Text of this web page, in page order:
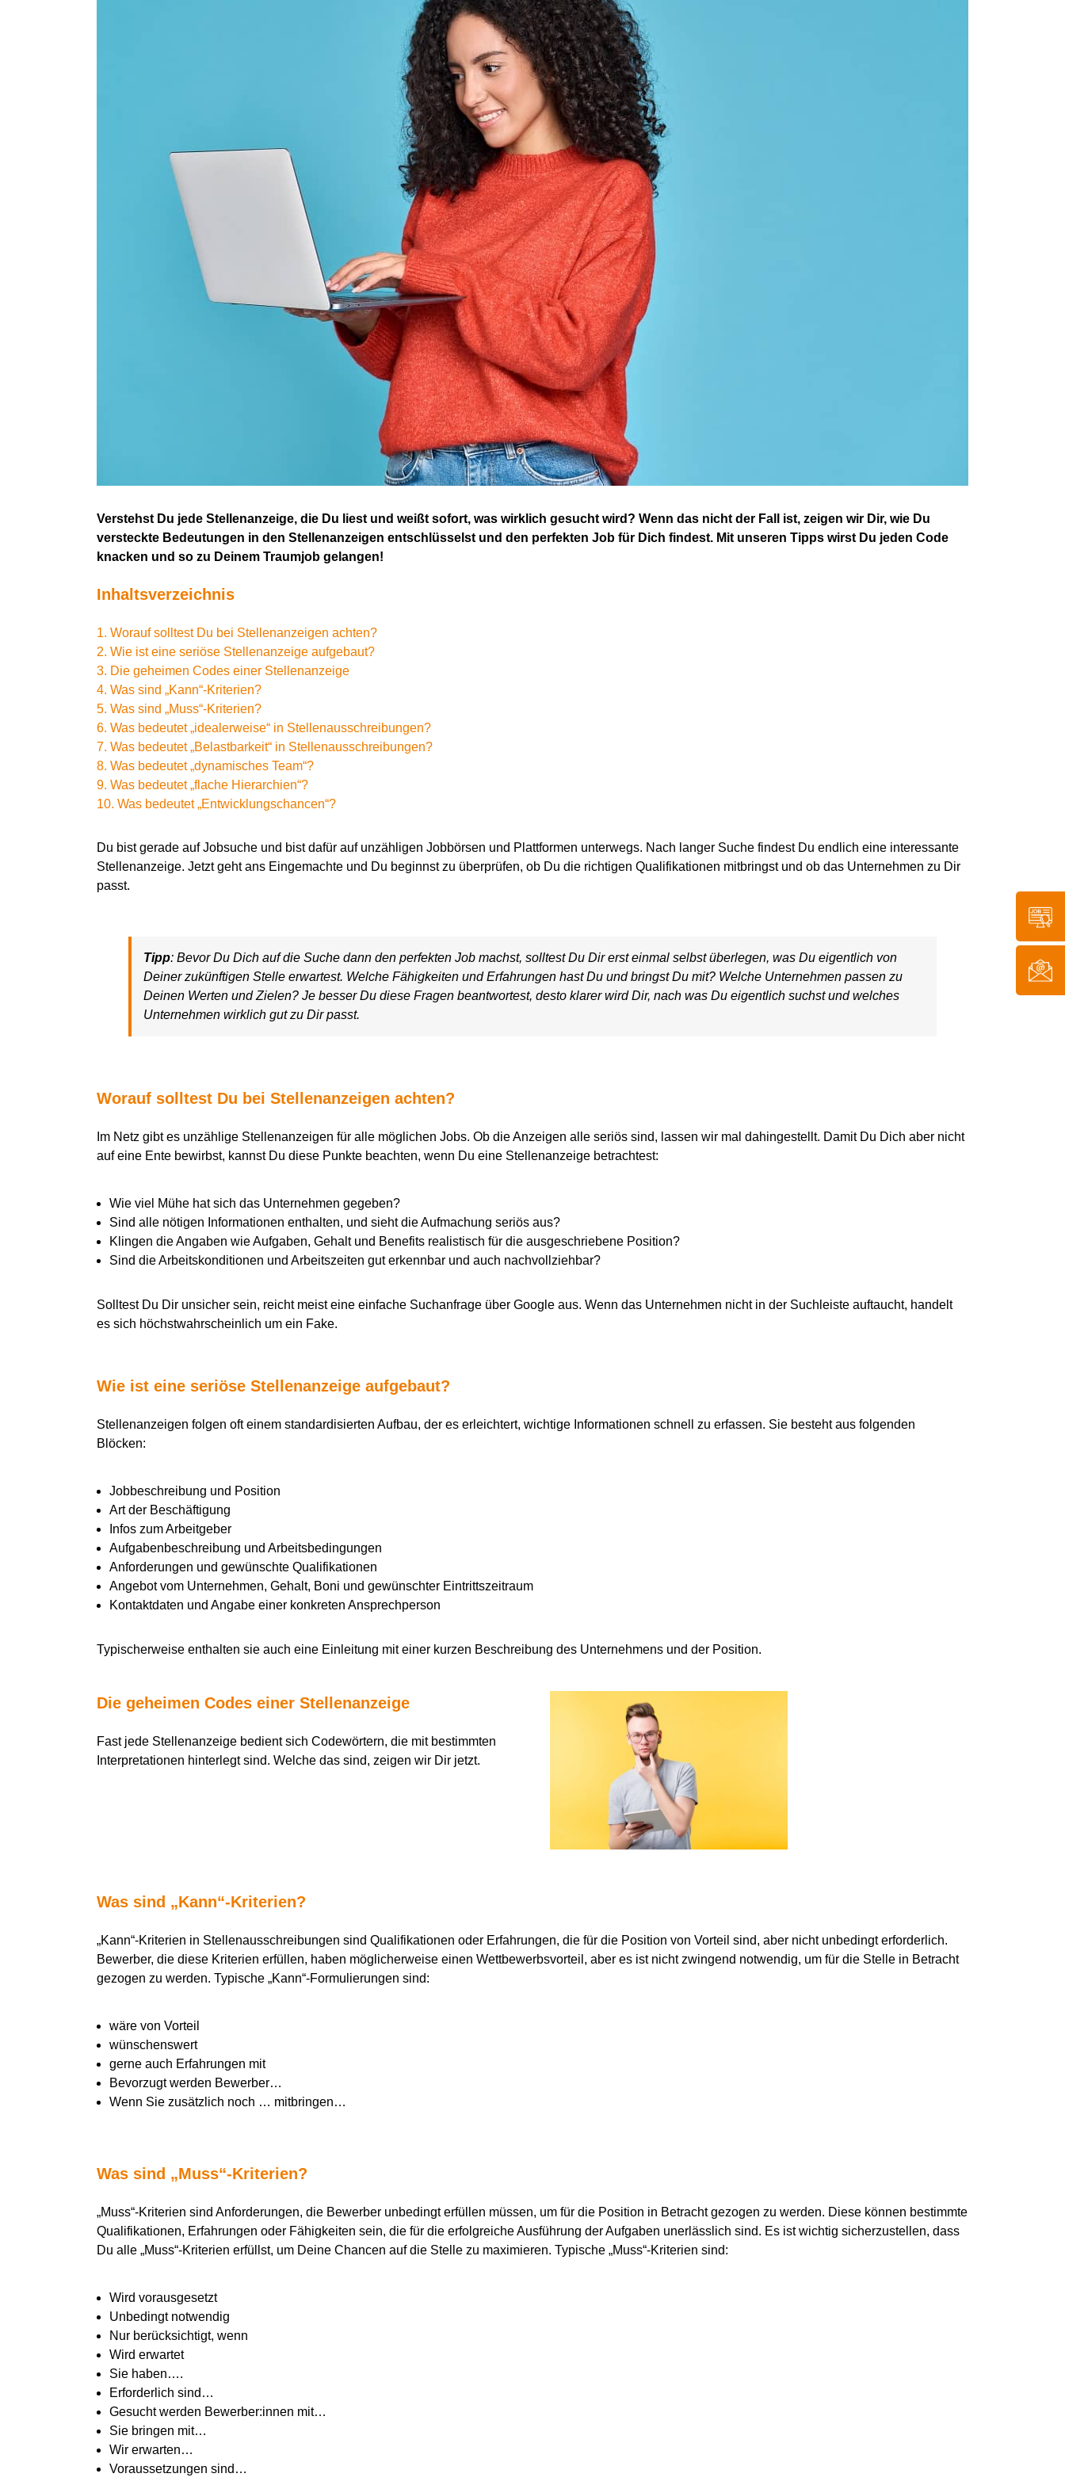
Verstehst Du jede Stellenanzeige, die Du liest und weißt sofort, was wirklich gesucht wird? Wenn das nicht der Fall ist, zeigen wir Dir, wie Du
versteckte Bedeutungen in den Stellenanzeigen entschlüsselst und den perfekten Job für Dich findest. Mit unseren Tipps wirst Du jeden Code
knacken und so zu Deinem Traumjob gelangen!
Inhaltsverzeichnis
1. Worauf solltest Du bei Stellenanzeigen achten?
2. Wie ist eine seriöse Stellenanzeige aufgebaut?
3. Die geheimen Codes einer Stellenanzeige
4. Was sind „Kann“-Kriterien?
5. Was sind „Muss“-Kriterien?
6. Was bedeutet „idealerweise“ in Stellenausschreibungen?
7. Was bedeutet „Belastbarkeit“ in Stellenausschreibungen?
8. Was bedeutet „dynamisches Team“?
9. Was bedeutet „flache Hierarchien“?
10. Was bedeutet „Entwicklungschancen“?
Du bist gerade auf Jobsuche und bist dafür auf unzähligen Jobbörsen und Plattformen unterwegs. Nach langer Suche findest Du endlich eine interessante
Stellenanzeige. Jetzt gehtans Eingemachte und Du beginnst zu überprüfen, ob Du die richtigen Qualifikationen mitbringst und ob das Unternehmen zu Dir
passt.
Tipp: BevorDu Dich auf die Suche dann den perfekten Job machst, solltestDu Dir erst einmal selbst überlegen, was Du eigentlich von
Deiner zukünftigen Stelleerwartest. Welche Fähigkeiten und Erfahrungen hast Du undbringstDu mit? Welche Unternehmen passen zu
Deinen Werten und Zielen? Je besserDu diese Fragen beantwortest, desto klarer wirdDir, nach was Dueigentlichsuchst und welches
Unternehmenwirklich gutzu Dir passt.
Worauf solltest Du bei Stellenanzeigen achten?
Im Netz gibt es unzählige Stellenanzeigen für alle möglichen Jobs. Ob die Anzeigen alle seriös sind, lassen wir mal dahingestellt. Damit Du Dich aber nicht
auf eine Ente bewirbst, kannst Du diese Punkte beachten, wenn Du eine Stellenanzeige betrachtest:
Wie viel Mühe hat sich das Unternehmen gegeben?
Sind alle nötigen Informationen enthalten, und sieht die Aufmachung seriös aus?
Klingen die Angaben wie Aufgaben, Gehalt und Benefits realistisch für die ausgeschriebene Position?
Sind die Arbeitskonditionen und Arbeitszeiten gut erkennbar und auch nachvollziehbar?
Solltest Du Dir unsicher sein, reicht meist eine einfache Suchanfrage über Google aus. Wenn das Unternehmen nicht in der Suchleiste auftaucht, handelt
es sich höchstwahrscheinlich um ein Fake.
Wie ist eine seriöse Stellenanzeige aufgebaut?
Stellenanzeigen folgen oft einem standardisierten Aufbau, der es erleichtert, wichtige Informationen schnell zu erfassen. Sie besteht aus folgenden
Blöcken:
Jobbeschreibung und Position
Art der Beschäftigung
Infos zum Arbeitgeber
Aufgabenbeschreibung und Arbeitsbedingungen
Anforderungen und gewünschte Qualifikationen
Angebot vom Unternehmen, Gehalt, Boni und gewünschter Eintrittszeitraum
Kontaktdaten und Angabe einer konkreten Ansprechperson
Typischerweise enthalten sie auch eine Einleitung mit einer kurzen Beschreibung des Unternehmens und der Position.
Die geheimen Codes einer Stellenanzeige
Fast jede Stellenanzeige bedient sich Codewörtern, die mit bestimmten
Interpretationen hinterlegt sind. Welche das sind, zeigen wir Dir jetzt.
Was sind „Kann“-Kriterien?
„Kann“-Kriterien in Stellenausschreibungen sind Qualifikationen oder Erfahrungen, die für die Position von Vorteil sind, aber nicht unbedingt erforderlich.
Bewerber, die diese Kriterien erfüllen, haben möglicherweise einen Wettbewerbsvorteil, aber es ist nicht zwingend notwendig, um für die Stelle in Betracht
gezogen zu werden. Typische „Kann“-Formulierungen sind:
wäre von Vorteil
wünschenswert
gerne auch Erfahrungen mit
Bevorzugt werden Bewerber…
Wenn Sie zusätzlich noch … mitbringen…
Was sind „Muss“-Kriterien?
„Muss“-Kriterien sind Anforderungen, die Bewerber unbedingt erfüllen müssen, um für die Position in Betracht gezogen zu werden. Diese können bestimmte
Qualifikationen, Erfahrungen oder Fähigkeiten sein, die für die erfolgreiche Ausführung der Aufgaben unerlässlich sind. Es ist wichtig sicherzustellen, dass
Du alle „Muss“-Kriterien erfüllst, um Deine Chancen auf die Stelle zu maximieren. Typische „Muss“-Kriterien sind:
Wird vorausgesetzt
Unbedingt notwendig
Nur berücksichtigt, wenn
Wird erwartet
Sie haben….
Erforderlich sind…
Gesucht werden Bewerber:innen mit…
Sie bringen mit…
Wir erwarten…
Voraussetzungen sind…